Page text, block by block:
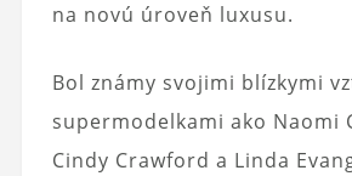
na novú úroveň luxusu.
Bol známy svojimi blízkymi
supermodelkami ako Naomi
Cindy Crawford a Linda